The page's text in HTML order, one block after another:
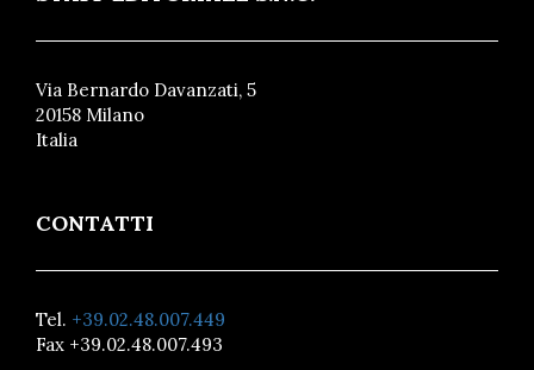
Via Bernardo Davanzati, 5
20158 Milano
Italia
CONTATTI
Tel. +39.02.48.007.449
Fax +39.02.48.007.493